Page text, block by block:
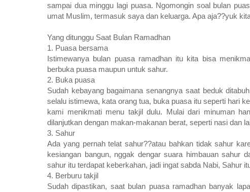
sampai dua minggu lagi puasa. Ngomongin soal bulan
umat Muslim, termasuk saya dan keluarga. Apa aja??yuk
Yang ditunggu Saat Bulan Ramadhan
1. Puasa bersama
Istimewanya bulan puasa ramadhan itu kita bisa
berbuka puasa maupun untuk sahur.
2. Buka puasa
Sudah kebayang bagaimana senangnya saat beduk
selalu istimewa, kata orang tua, buka puasa itu seperti hari
kami menikmati menu takjil dulu. Mulai dari minuman
dilanjutkan dengan makan-makanan berat, seperti nasi dan
3. Sahur
Ada yang pernah telat sahur??atau bahkan tidak sahur
kesiangan bangun, nggak dengar suara himbauan sahur
sahur itu terdapat keberkahan, jadi ingat sabda Nabi, Sahur
4. Berburu takjil
Sudah dipastikan, saat bulan puasa ramadhan banyak